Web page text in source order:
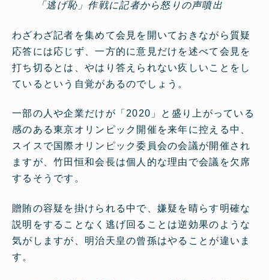
「逃げ恥」作戦に記者から怒りの声噴出
わざわざ記者を集めて会見を開いておきながら質疑
応答には応じず、一方的に意見だけを述べて会見を
打ち切るとは、やはり答えられない疚しいことをし
ているという自覚があるのでしょう。
一部の人や企業だけが「2020」と盛り上がっている
感のある東京オリンピック開催を来年に控える中、
スイスで国際オリンピック委員会の会議が開催され
ますが、竹田恒和会長は個人的な理由で会議を欠席
するそうです。
贈賄の容疑を掛けられる中で、嫌疑を晴らす明確な
説明をすることなく逃げ回ることは逆効果のような
気がしますが、明治天皇の曾孫はやることが違いま
す。